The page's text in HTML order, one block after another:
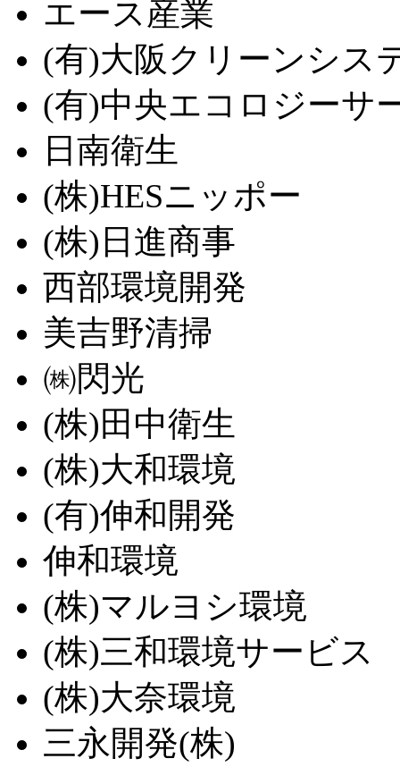
エース産業
(有)大阪クリーンシス
(有)中央エコロジーサ
日南衛生
(株)HESニッポー
(株)日進商事
西部環境開発
美吉野清掃
㈱閃光
(株)田中衛生
(株)大和環境
(有)伸和開発
伸和環境
(株)マルヨシ環境
(株)三和環境サービス
(株)大奈環境
三永開発(株)